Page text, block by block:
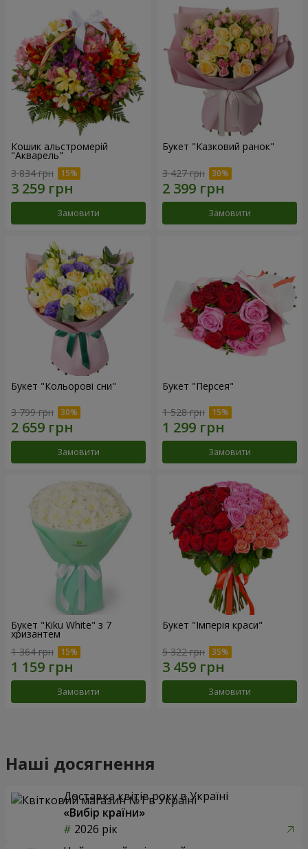
Кошик альстромерій
"Акварель"
3 834 грн
Замовити
Букет "Казковий ранок"
3 427 грн
Замовити
Букет "Кольорові сни"
3 799 грн
Замовити
Букет "Персея"
1 528 грн
Замовити
Букет "Kiku White" з 7
хризантем
1 364 грн
Замовити
Букет "Імперія краси"
5 322 грн
Замовити
Наші досягнення
Доставка квітів року в Україні
«Вибір країни»
2026 рік